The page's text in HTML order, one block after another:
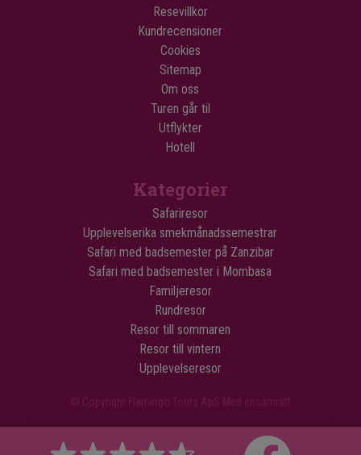
Resevillkor
Kundrecensioner
Cookies
Sitemap
Om oss
Turen går til
Utflykter
Hotell
Kategorier
Safariresor
Upplevelserika smekmånadssemestrar
Safari med badsemester på Zanzibar
Safari med badsemester i Mombasa
Familjeresor
Rundresor
Resor till sommaren
Resor till vintern
Upplevelseresor